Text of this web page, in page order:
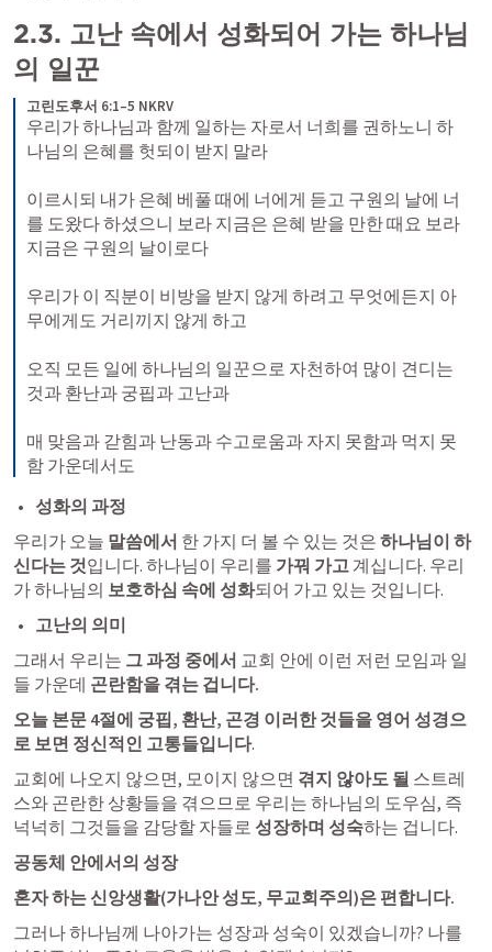
2.3. 고난 속에서 성화되어 가는 하나님
의 일꾼
고린도후서 6:1–5 NKRV
우리가 하나님과 함께 일하는 자로서 너희를 권하노니 하
나님의 은혜를 헛되이 받지 말라
이르시되 내가 은혜 베풀 때에 너에게 듣고 구원의 날에 너
를 도왔다 하셨으니 보라 지금은 은혜 받을 만한 때요 보라
지금은 구원의 날이로다
우리가 이 직분이 비방을 받지 않게 하려고 무엇에든지 아
무에게도 거리끼지 않게 하고
오직 모든 일에 하나님의 일꾼으로 자천하여 많이 견디는
것과 환난과 궁핍과 고난과
매 맞음과 갇힘과 난동과 수고로움과 자지 못함과 먹지 못
함 가운데서도
성화의 과정
우리가 오늘 말씀에서 한 가지 더 볼 수 있는 것은 하나님이 하
신다는 것입니다. 하나님이 우리를 가꿔 가고 계십니다. 우리
가 하나님의 보호하심 속에 성화되어 가고 있는 것입니다.
고난의 의미
그래서 우리는 그 과정 중에서 교회 안에 이런 저런 모임과 일
들 가운데 곤란함을 겪는 겁니다.
오늘 본문 4절에 궁핍, 환난, 곤경 이러한 것들을 영어 성경으
로 보면 정신적인 고통들입니다.
교회에 나오지 않으면, 모이지 않으면 겪지 않아도 될 스트레
스와 곤란한 상황들을 겪으므로 우리는 하나님의 도우심, 즉
넉넉히 그것들을 감당할 자들로 성장하며 성숙하는 겁니다.
공동체 안에서의 성장
혼자 하는 신앙생활(가나안 성도, 무교회주의)은 편합니다.
그러나 하나님께 나아가는 성장과 성숙이 있겠습니까? 나를